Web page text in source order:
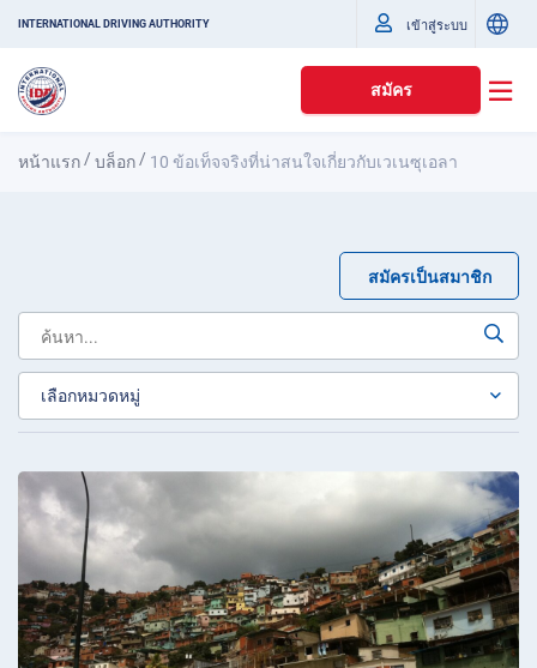
INTERNATIONAL DRIVING AUTHORITY เข้าสู่ระบบ
สมัคร
หน้าแรก /บล็อก / 10 ข้อเท็จจริงที่น่าสนใจเกี่ยวกับเวเนซุเอลา
สมัครเป็นสมาชิก